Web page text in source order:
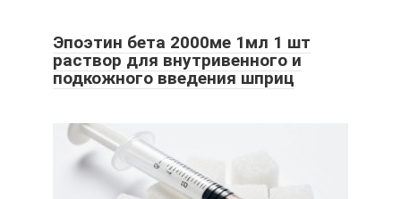
Эпоэтин бета 2000ме 1мл 1 шт
раствор для внутривенного и
подкожного введения шприц